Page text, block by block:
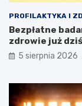
PROFILAKTYKA I
Bezpłatne
zdrowie już
5 sierpnia 2026